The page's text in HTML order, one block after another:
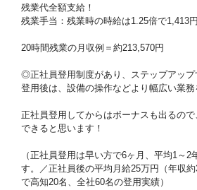
残業代全額支給！
残業手当：残業時の時給は1.25倍で1,413円
20時間残業の月収例＝約213,570円
◎正社員登用制度があり、ステップアップ
登用後は、設備の操作などより幅広い業
正社員登用してからはボーナスも出るの
できると思います！
（正社員登用は早い方で6ヶ月、平均1～2
す。／正社員後の平均月給25万円（年収
で高知20名、全社60名の登用実績）